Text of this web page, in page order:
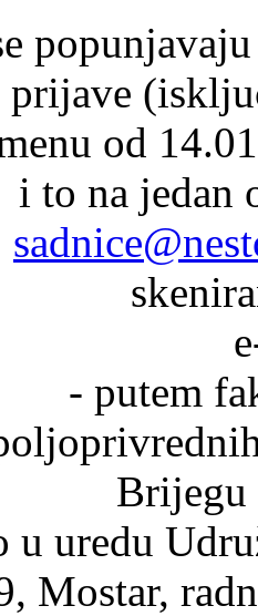
prijave
od
i to na jedan
- putem
Brijegu
u uredu
Mostar,